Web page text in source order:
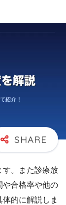
す。また診療放
や合格率や他の
的に解説しま